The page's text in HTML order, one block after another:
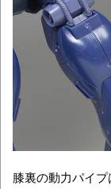
膝裏の動力パイプ